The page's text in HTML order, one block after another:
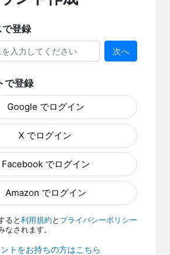
で登録
次へ
で登録
Google でログイン
X でログイン
Facebook でログイン
Amazon でログイン
ると利用規約 と プライバシーポリシー
なされます。
トをお持ちの方はこちら